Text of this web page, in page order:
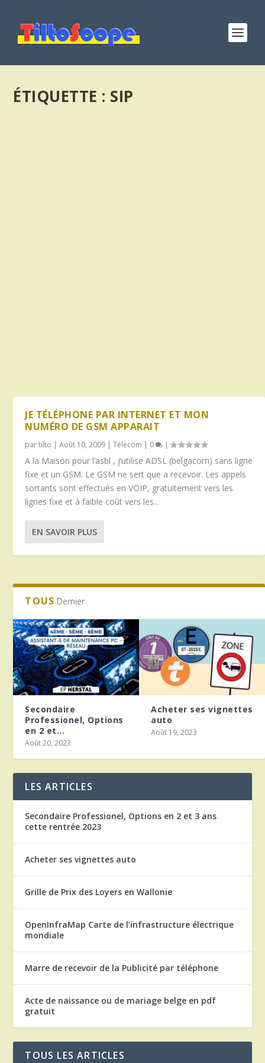
ÉTIQUETTE : SIP
JE TÉLÉPHONE PAR INTERNET ET MON
NUMÉRO DE GSM APPARAIT
partilto |Août 10, 2009 |Télécom | 0 |
A la Maison pour l’asbl , j’utilise ADSL (belgacom) sans ligne
fixe et un GSM. Le GSM ne sert que a recevoir. Les appels
sortants sont effectués en VOIP, gratuitement vers les
lignes fixe et à faible coût vers les...
EN SAVOIR PLUS
TOUS Dernier
Secondaire
Professionel, Options
en 2 et...
Août 20, 2023
Acheter ses vignettes
auto
Août 19, 2023
LES ARTICLES
Secondaire Professionel, Options en 2 et 3 ans
cette rentrée 2023
Acheter ses vignettes auto
Grille de Prix des Loyers en Wallonie
OpenInfraMap Carte de l’infrastructure électrique
mondiale
Marre de recevoir de la Publicité par téléphone
Acte de naissance ou de mariage belge en pdf
gratuit
TOUS LES ARTICLES